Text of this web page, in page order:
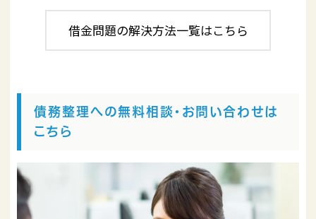
借金問題の解決方法一覧はこちら
債務整理への無料相談・お問い合わせは
こちら